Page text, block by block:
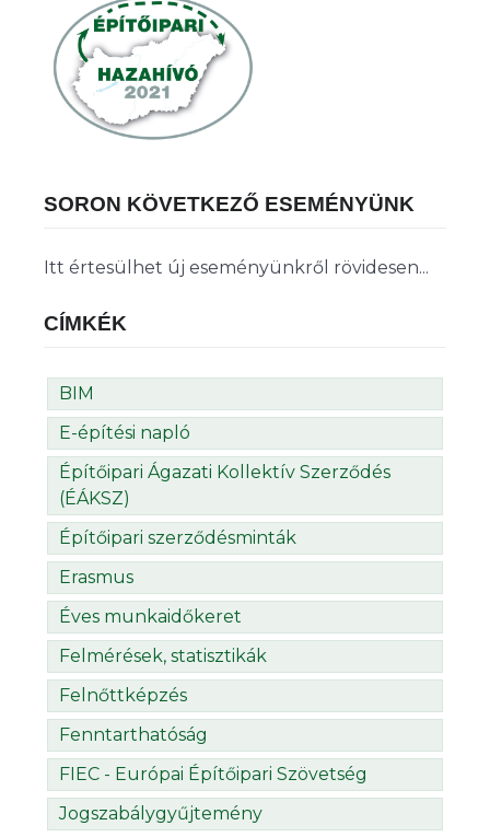
SORON KÖVETKEZŐ ESEMÉNYÜNK
Itt értesülhet új eseményünkről rövidesen...
CÍMKÉK
BIM
E-építési napló
Építőipari Ágazati Kollektív Szerződés
(ÉÁKSZ)
Építőipari szerződésminták
Erasmus
Éves munkaidőkeret
Felmérések, statisztikák
Felnőttképzés
Fenntarthatóság
FIEC - Európai Építőipari Szövetség
Jogszabálygyűjtemény